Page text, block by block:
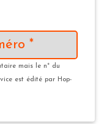
*
mais le n° du
est édité par Hop-